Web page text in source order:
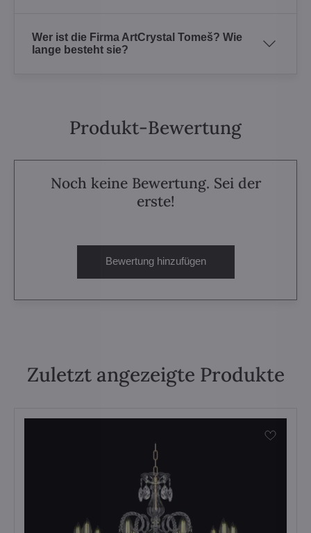
Wer ist die Firma ArtCrystal Tomeš? Wie
lange besteht sie?
Produkt-Bewertung
Noch keine Bewertung. Sei der
erste!
Bewertung hinzufügen
Zuletzt angezeigte Produkte